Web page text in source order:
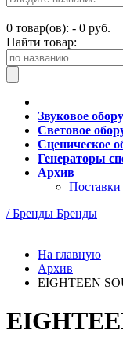
0 товар(ов): - 0 руб.
Найти товар:
Звуковое
Световое
Сценическое
Генераторы
Архив
/ Бренды Бренды
На главную
Архив
EIGHTEEN